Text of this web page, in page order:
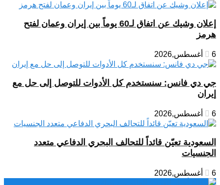
إعلان وشيك عن اتفاق لـ60 يوماً بين إيران وعمان لفتح
هرمز
6 أغسطس,2026
جي دي فانس: سنستخدم كل الأدوات للتوصل إلى حل مع
إيران
6 أغسطس,2026
السعودية تعيّن قائداً للتحالف البحري الدفاعي متعدد
الجنسيات
6 أغسطس,2026